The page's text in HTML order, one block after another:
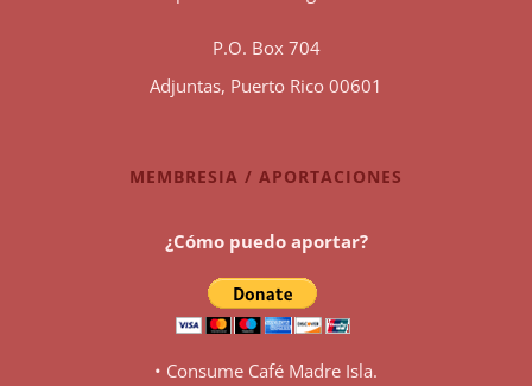
P.O. Box 704
Adjuntas, Puerto Rico 00601
MEMBRESIA / APORTACIONES
¿Cómo puedo aportar?
• Consume Café Madre Isla.